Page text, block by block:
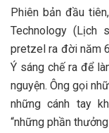
Phiên bản đầu
Technology (Lịch
pretzel ra đời năm
Ý sáng chế ra để
nguyện. Ông gọi
những cánh tay
“những phần thưởng